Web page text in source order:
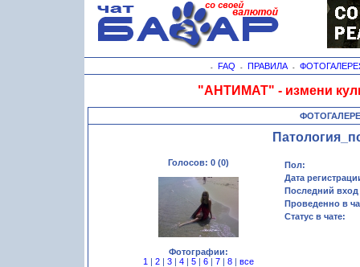
- FAQ - ПРАВИЛА-
"АНТИМАТ" - измени
Голосов: 0 (0)
Фотографии:
1 | 2 | 3 | 4 | 5 | 6 | 7 | 8 | все
Пол:
Дата
Последний вход
Проведенно в
Статус в чате: